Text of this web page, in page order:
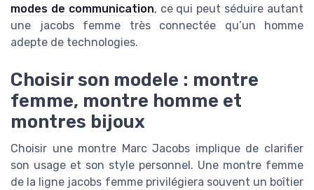
modes de communication, ce qui peut séduire autant
une jacobs femme très connectée qu’un homme
adepte de technologies.
Choisir son modele : montre
femme, montre homme et
montres bijoux
Choisir une montre Marc Jacobs implique de clarifier
son usage et son style personnel. Une montre femme
de la ligne jacobs femme privilégiera souvent un boîtier